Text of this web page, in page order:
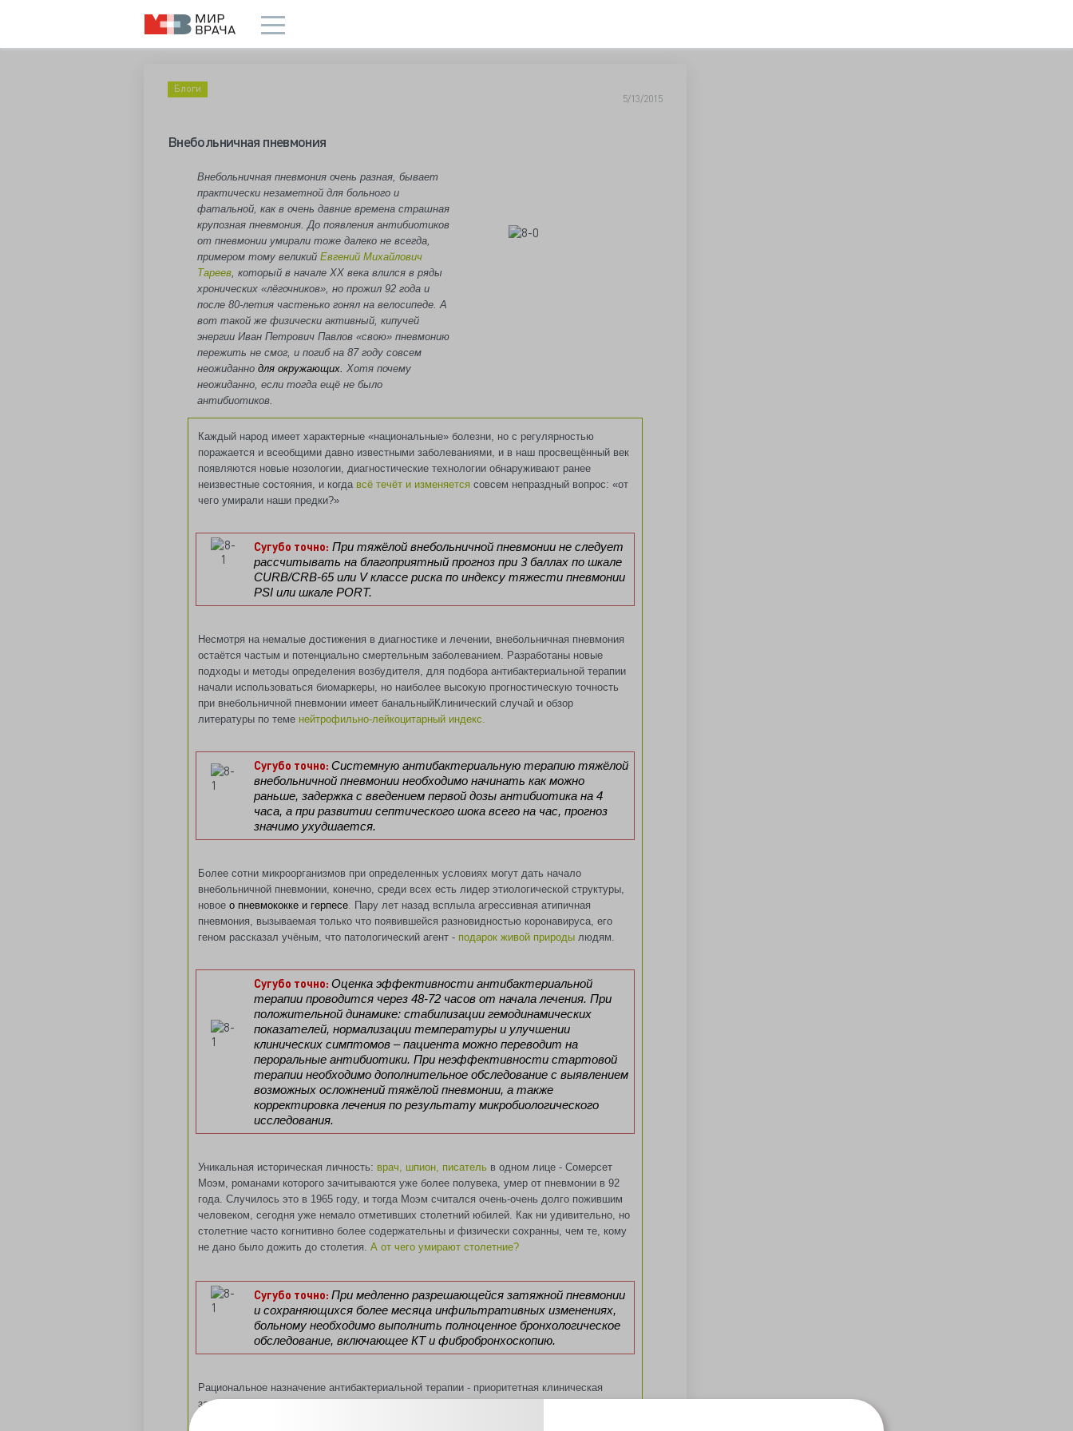
Блоги
5/13/2015
Внебольничная пневмония
Внебольничная пневмония очень разная, бывает
практически незаметной для больного и
фатальной, как в очень давние времена страшная
крупозная пневмония. До появления антибиотиков
от пневмонии умирали тоже далеко не всегда,
примером тому великий Евгений Михайлович
Тареев, который в начале ХХ века влился в ряды
хронических «лёгочников», но прожил 92 года и
после 80-летия частенько гонял на велосипеде. А
вот такой же физически активный, кипучей
энергии Иван Петрович Павлов «свою» пневмонию
пережить не смог, и погиб на 87 году совсем
неожиданно для окружающих. Хотя почему
неожиданно, если тогда ещё не было
антибиотиков.
Каждый народ имеет характерные «национальные» болезни, но с регулярностью
поражается и всеобщими давно известными заболеваниями, и в наш просвещённый век
появляются новые нозологии, диагностические технологии обнаруживают ранее
неизвестные состояния, и когда всё течёт и изменяется совсем непраздный вопрос: «от
чего умирали наши предки?»
Сугубо точно: При тяжёлой внебольничной пневмонии не следует
рассчитывать на благоприятный прогноз при 3 баллах по шкале
CURB/CRB-65 или V классе риска по индексу тяжести пневмонии
PSI или шкале PORT.
Несмотря на немалые достижения в диагностике и лечении, внебольничная пневмония
остаётся частым и потенциально смертельным заболеванием. Разработаны новые
подходы и методы определения возбудителя, для подбора антибактериальной терапии
начали использоваться биомаркеры, но наиболее высокую прогностическую точность
при внебольничной пневмонии имеет банальныйКлинический случай и обзор
литературы по теме нейтрофильно-лейкоцитарный индекс.
Сугубо точно: Системную антибактериальную терапию тяжёлой
внебольничной пневмонии необходимо начинать как можно
раньше, задержка с введением первой дозы антибиотика на 4
часа, а при развитии септического шока всего на час, прогноз
значимо ухудшается.
Более сотни микроорганизмов при определенных условиях могут дать начало
внебольничной пневмонии, конечно, среди всех есть лидер этиологической структуры,
новое о пневмококке и герпесе. Пару лет назад всплыла агрессивная атипичная
пневмония, вызываемая только что появившейся разновидностью коронавируса, его
геном рассказал учёным, что патологический агент - подарок живой природы людям.
Сугубо точно: Оценка эффективности антибактериальной
терапии проводится через 48-72 часов от начала лечения. При
положительной динамике: стабилизации гемодинамических
показателей, нормализации температуры и улучшении
клинических симптомов – пациента можно переводит на
пероральные антибиотики. При неэффективности стартовой
терапии необходимо дополнительное обследование с выявлением
возможных осложнений тяжёлой пневмонии, а также
корректировка лечения по результату микробиологического
исследования.
Уникальная историческая личность: врач, шпион, писатель в одном лице - Сомерсет
Моэм, романами которого зачитываются уже более полувека, умер от пневмонии в 92
года. Случилось это в 1965 году, и тогда Моэм считался очень-очень долго пожившим
человеком, сегодня уже немало отметивших столетний юбилей. Как ни удивительно, но
столетние часто когнитивно более содержательны и физически сохранны, чем те, кому
не дано было дожить до столетия. А от чего умирают столетние?
Сугубо точно: При медленно разрешающейся затяжной пневмонии
и сохраняющихся более месяца инфильтративных изменениях,
больному необходимо выполнить полноценное бронхологическое
обследование, включающее КТ и фибробронхоскопию.
Рациональное назначение антибактериальной терапии - приоритетная клиническая
задача, но только в половине случаев имеется микробиологическая информация. Для